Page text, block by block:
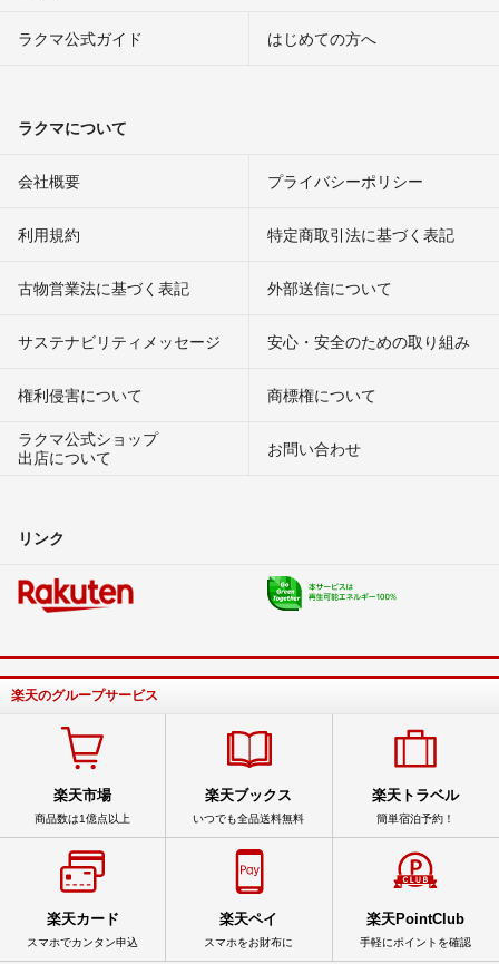
ラクマ公式ガイド はじめての方へ
ラクマについて
会社概要 プライバシーポリシー
利用規約 特定商取引法に基づく表記
古物営業法に基づく表記 外部送信について
サステナビリティメッセージ 安心・安全のための取り組み
権利侵害について
商標権について
ラクマ公式ショップ
出店について
お問い合わせ
リンク
楽天のグループサービス
楽天市場
商品数は1億点以上
楽天ブックス
いつでも全品送料無料
楽天トラベル
簡単宿泊予約！
楽天カード
スマホでカンタン申込
楽天ペイ
スマホをお財布に
楽天PointClub
手軽にポイントを確認